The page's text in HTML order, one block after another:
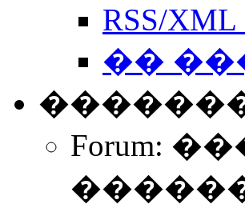
RSS/XML
��
Forum: